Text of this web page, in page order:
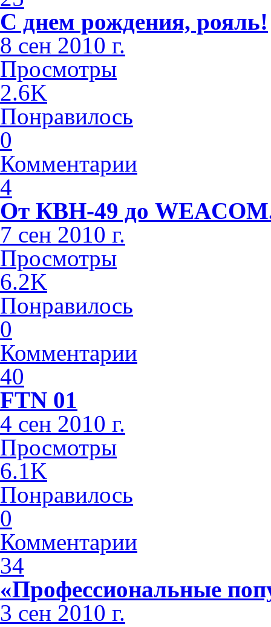
С днем рождения, рояль!
8 сен 2010 г.
Просмотры
2.6K
Понравилось
0
Комментарии
4
От КВН-49 до
7 сен 2010 г.
Просмотры
6.2K
Понравилось
0
Комментарии
40
FTN 01
4 сен 2010 г.
Просмотры
6.1K
Понравилось
0
Комментарии
34
«Профессиональные
3 сен 2010 г.